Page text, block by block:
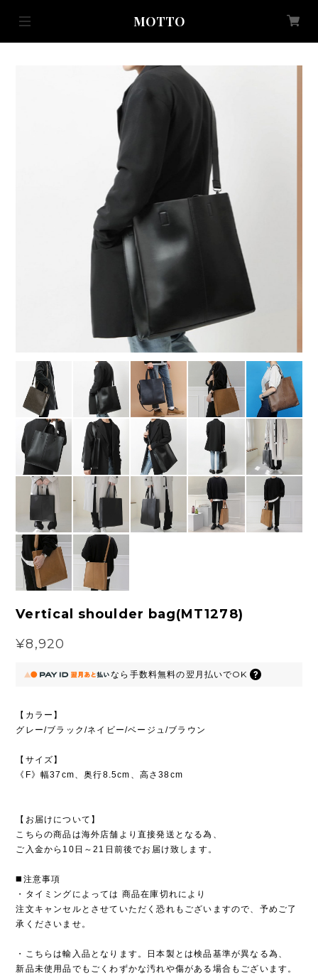
MOTTO
Vertical shoulder bag(MT1278)
¥8,920
なら 手数料無料の翌月払いでOK
【カラー】
グレー/ブラック/ネイビー/ベージュ/ブラウン
【サイズ】
《F》幅37cm、奥行8.5cm、高さ38cm
【お届けについて】
こちらの商品は海外店舗より直接発送となる為、
ご入金から10日～21日前後でお届け致します。
◼️注意事項
・タイミングによっては 商品在庫切れにより
注文キャンセルとさせていただく恐れもございますので、予めご了
承くださいませ。
・こちらは輸入品となります。日本製とは検品基準が異なる為、
新品未使用品でもごくわずかな汚れや傷がある場合もございます。